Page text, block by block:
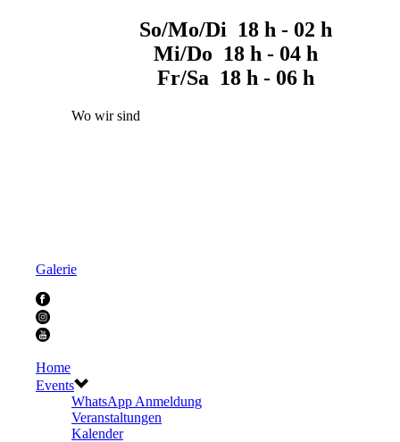
So/Mo/Di 18 h - 02 h
Mi/Do 18 h - 04 h
Fr/Sa 18 h - 06 h
Wo wir sind
Galerie
Home
Events
WhatsApp Anmeldung
Veranstaltungen
Kalender